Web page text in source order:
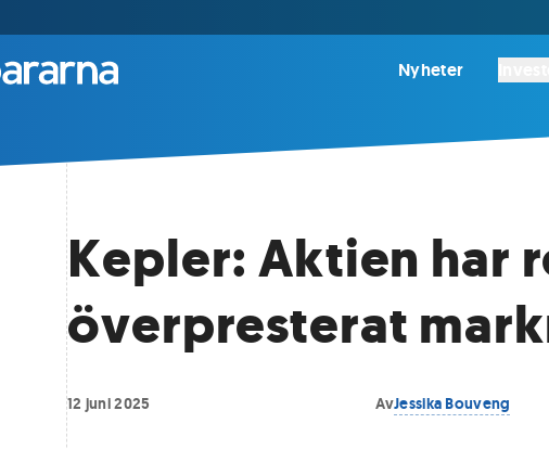
Nyheter
Kepler: Aktien har
överpresterat
12 juni 2025 AvJessika Bouveng